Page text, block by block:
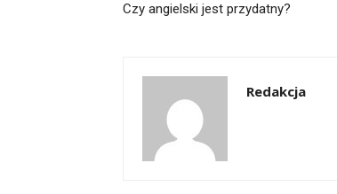
Czy angielski jest przydatny?
Redakcja